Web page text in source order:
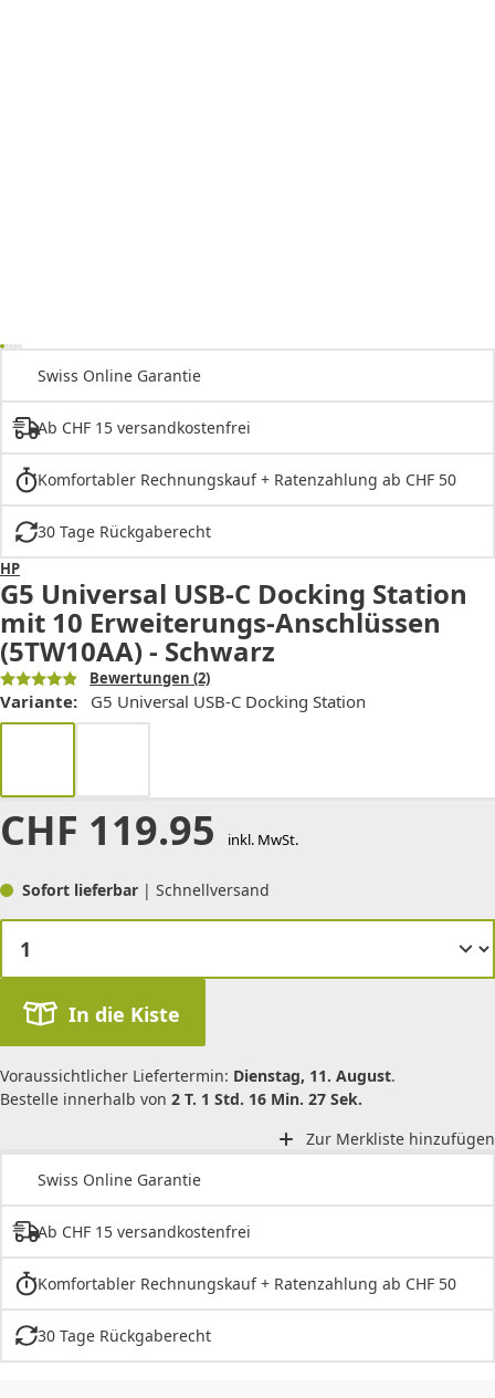
Swiss Online Garantie
Ab CHF 15 versandkostenfrei
Komfortabler Rechnungskauf + Ratenzahlung ab CHF 50
30 Tage Rückgaberecht
HP
G5 Universal USB-C Docking Station
mit 10 Erweiterungs-Anschlüssen
(5TW10AA) - Schwarz
Bewertungen (2)
Variante: G5 Universal USB-C Docking Station
CHF 119.95 inkl. MwSt.
Sofort lieferbar | Schnellversand
In die Kiste
Voraussichtlicher Liefertermin: Dienstag, 11. August.
Bestelle innerhalb von 2 T. 1 Std. 16 Min. 27 Sek.
Zur Merkliste hinzufügen
Swiss Online Garantie
Ab CHF 15 versandkostenfrei
Komfortabler Rechnungskauf + Ratenzahlung ab CHF 50
30 Tage Rückgaberecht